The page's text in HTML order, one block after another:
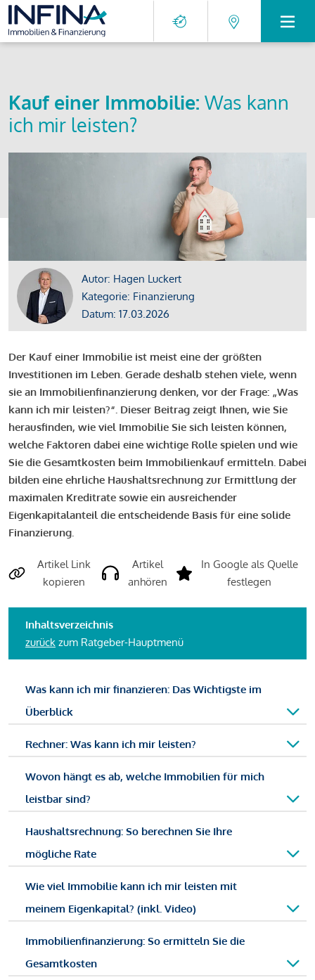
Kauf einer Immobilie: Was kann
ich mir leisten?
Autor: Hagen Luckert
Kategorie: Finanzierung
Datum: 17.03.2026
Der Kauf einer Immobilie ist meist eine der größten
Investitionen im Leben. Gerade deshalb stehen viele, wenn
sie an Immobilienfinanzierung denken, vor der Frage: „Was
kann ich mir leisten?“. Dieser Beitrag zeigt Ihnen, wie Sie
herausfinden, wie viel Immobilie Sie sich leisten können,
welche Faktoren dabei eine wichtige Rolle spielen und wie
Sie die Gesamtkosten beim Immobilienkauf ermitteln. Dabei
bilden eine ehrliche Haushaltsrechnung zur Ermittlung der
maximalen Kreditrate sowie ein ausreichender
Eigenkapitalanteil die entscheidende Basis für eine solide
Finanzierung.
Artikel Link
kopieren
Artikel
anhören
In Google als Quelle
festlegen
Inhaltsverzeichnis
zurück zum Ratgeber-Hauptmenü
Was kann ich mir finanzieren: Das Wichtigste im
Überblick
Rechner: Was kann ich mir leisten?
Wovon hängt es ab, welche Immobilien für mich
leistbar sind?
Haushaltsrechnung: So berechnen Sie Ihre
mögliche Rate
Wie viel Immobilie kann ich mir leisten mit
meinem Eigenkapital? (inkl. Video)
Immobilienfinanzierung: So ermitteln Sie die
Gesamtkosten